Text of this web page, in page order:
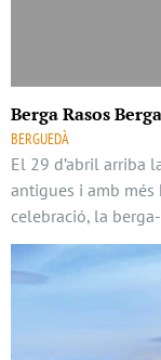
Berga Rasos Berga
BERGUEDÀ
El 29 d’abril arriba
antigues i amb més
celebració, la